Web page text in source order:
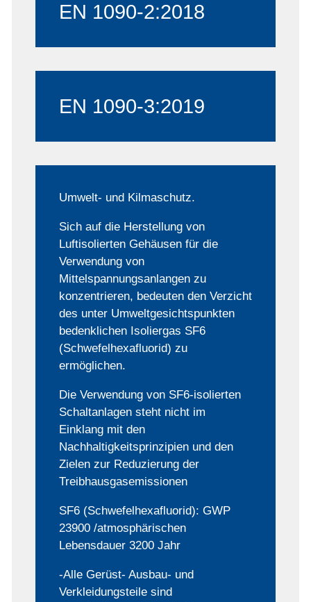
EN 1090-2:2018
EN 1090-3:2019
Umwelt- und Kilmaschutz.
Sich auf die Herstellung von
Luftisolierten Gehäusen für die
Verwendung von
Mittelspannungsanlangen zu
konzentrieren, bedeuten den Verzicht
des unter Umweltgesichtspunkten
bedenklichen Isoliergas SF6
(Schwefelhexafluorid) zu
ermöglichen.
Die Verwendung von SF6-isolierten
Schaltanlagen steht nicht im
Einklang mit den
Nachhaltigkeitsprinzipien und den
Zielen zur Reduzierung der
Treibhausgasemissionen
SF6 (Schwefelhexafluorid): GWP
23900 /atmosphärischen
Lebensdauer 3200 Jahr
-Alle Gerüst- Ausbau- und
Verkleidungsteile sind